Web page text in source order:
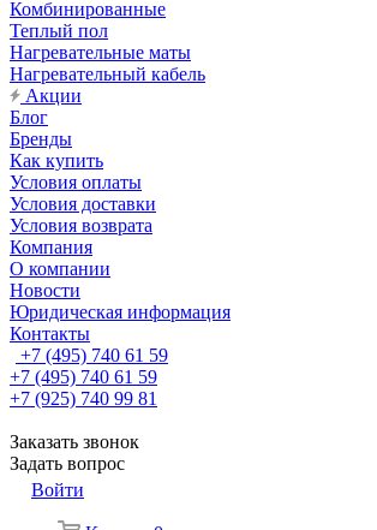
Комбинированные
Теплый пол
Нагревательные маты
Нагревательный кабель
Акции
Блог
Бренды
Как купить
Условия оплаты
Условия доставки
Условия возврата
Компания
О компании
Новости
Юридическая информация
Контакты
+7 (495) 740 61 59
+7 (495) 740 61 59
+7 (925) 740 99 81
Заказать звонок
Задать вопрос
Войти